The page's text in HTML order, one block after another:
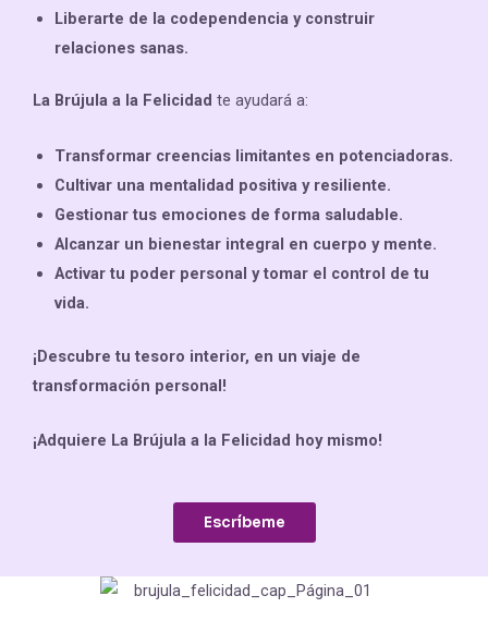
Liberarte de la codependencia y construir
relaciones sanas.
La Brújula a la Felicidad te ayudará a:
Transformar creencias limitantes en potenciadoras.
Cultivar una mentalidad positiva y resiliente.
Gestionar tus emociones de forma saludable.
Alcanzar un bienestar integral en cuerpo y mente.
Activar tu poder personal y tomar el control de tu
vida.
¡Descubre tu tesoro interior, en un viaje de
transformación personal!
¡Adquiere La Brújula a la Felicidad hoy mismo!
Escríbeme